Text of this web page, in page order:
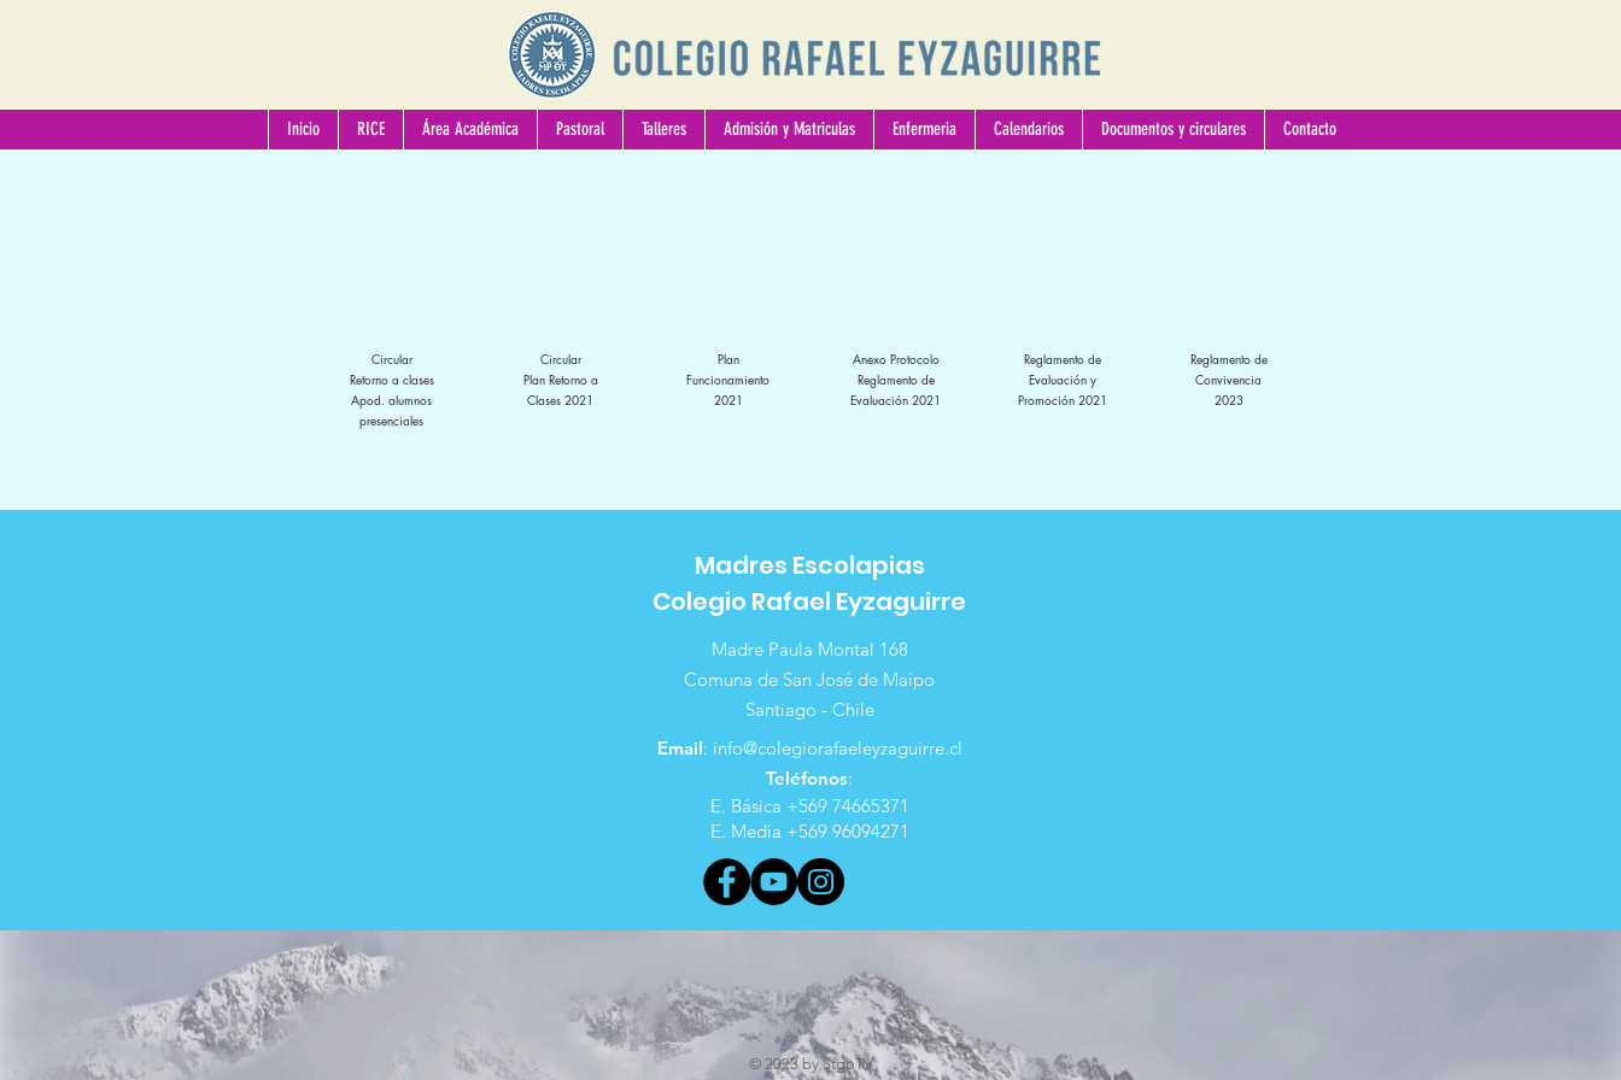
Inicio RICE Área Académica Pastoral Talleres Admisión y Matriculas Enfermeria Calendarios Documentos y circulares Contacto
Circular
Retorno a clases
Apod. alumnos
presenciales
Circular
Plan Retorno a
Clases 2021
Plan
Funcionamiento
2021
Anexo Protocolo
Reglamento de
Evaluación 2021
Reglamento de
Evaluación y
Promoción 2021
Reglamento de
Convivencia
2023
Madres Escolapias
Colegio Rafael Eyzaguirre
Madre Paula Montal 168
Comuna de San José de Maipo
Santiago - Chile
Email: info@colegiorafaeleyzaguirre.cl
Teléfonos:
E. Básica +569 74665371
E. Media +569 96094271
© 2023 by StgoTV